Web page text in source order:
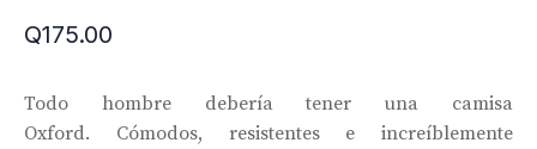
Q175.00
Todo hombre debería tener una camisa
Oxford. Cómodos, resistentes e increíblemente